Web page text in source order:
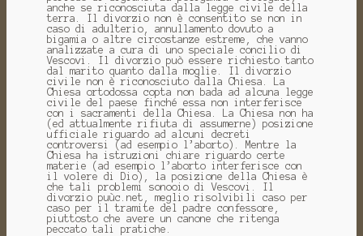
anche se riconosciuta dalla legge civile della
terra. Il divorzio non è consentito se non in
caso di adulterio, annullamento dovuto a
bigamia o altre circostanze estreme, che vanno
analizzate a cura di uno speciale concilio di
Vescovi. Il divorzio può essere richiesto tanto
dal marito quanto dalla moglie. Il divorzio
civile non è riconosciuto dalla Chiesa. La
Chiesa ortodossa copta non bada ad alcuna legge
civile del paese finché essa non interferisce
con i sacramenti della Chiesa. La Chiesa non ha
(ed attualmente rifiuta di assumerne) posizione
ufficiale riguardo ad alcuni decreti
controversi (ad esempio l’aborto). Mentre la
Chiesa ha istruzioni chiare riguardo certe
materie (ad esempio l’aborto interferisce con
il volere di Dio), la posizione della Chiesa è
che tali problemi sonooio di Vescovi. Il
divorzio puùc.net, meglio risolvibili caso per
caso per il tramite del padre confessore,
piuttosto che avere un canone che ritenga
peccato tali pratiche.